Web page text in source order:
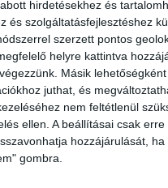
hirdetésekhez és
és szolgáltatásfejlesztéshez
szerzett pontos
helyre kattintva
Másik
juthat, és
nem feltétlenül
ellen. A beállításai csak
hozzájárulását,
gombra.
vagy újratelepíteni.
szerkezetének
Az ilyen
és minimális